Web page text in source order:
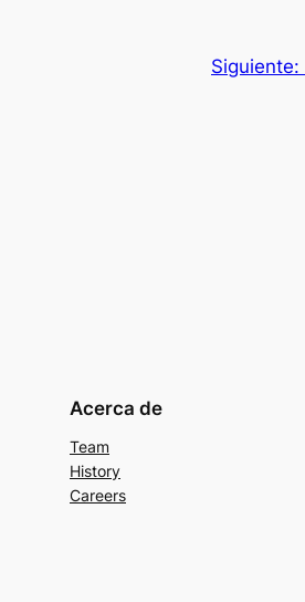
Siguiente:
Acerca de
Team
History
Careers